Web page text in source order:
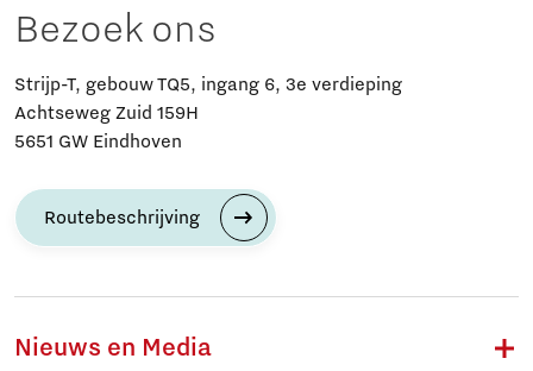
Bezoek ons
Strijp-T, gebouw TQ5, ingang 6, 3e verdieping
Achtseweg Zuid 159H
5651 GW Eindhoven
Routebeschrijving
Nieuws en Media